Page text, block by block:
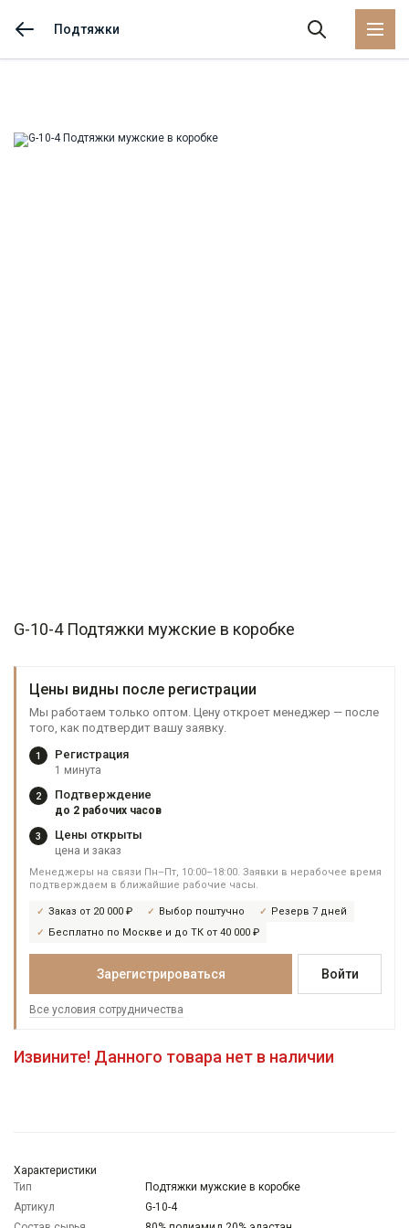
Подтяжки
G-10-4 Подтяжки мужские в коробке
Цены видны после регистрации
Мы работаем только оптом. Цену откроет менеджер — после
того, как подтвердит вашу заявку.
1 Регистрация
1 минута
2 Подтверждение
до 2 рабочих часов
3 Цены открыты
цена и заказ
Менеджеры на связи Пн–Пт, 10:00–18:00. Заявки в нерабочее время
подтверждаем в ближайшие рабочие часы.
Заказ от 20 000 ₽ Выбор поштучно
Резерв 7 дней
Бесплатно по Москве и до ТК от 40 000 ₽
Зарегистрироваться Войти
Все условия сотрудничества
Извините! Данного товара нет в наличии
Характеристики
Тип
Подтяжки мужские в коробке
Артикул
G-10-4